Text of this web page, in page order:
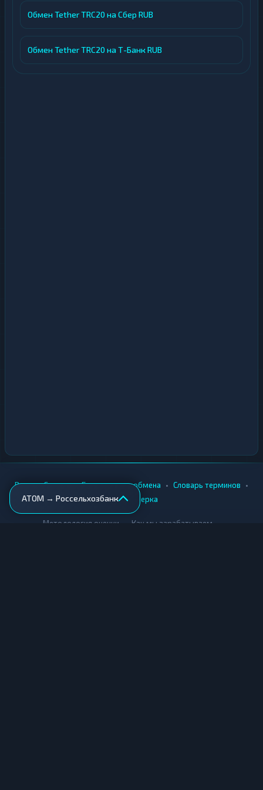
Обмен Tether TRC20 на Сбер RUB
Обмен Tether TRC20 на Т-Банк RUB
ATOM → Россельхозбанк
Вики • Города • Безопасность обмена • Словарь терминов •
AML-проверка
Методология оценки Как мы зарабатываем